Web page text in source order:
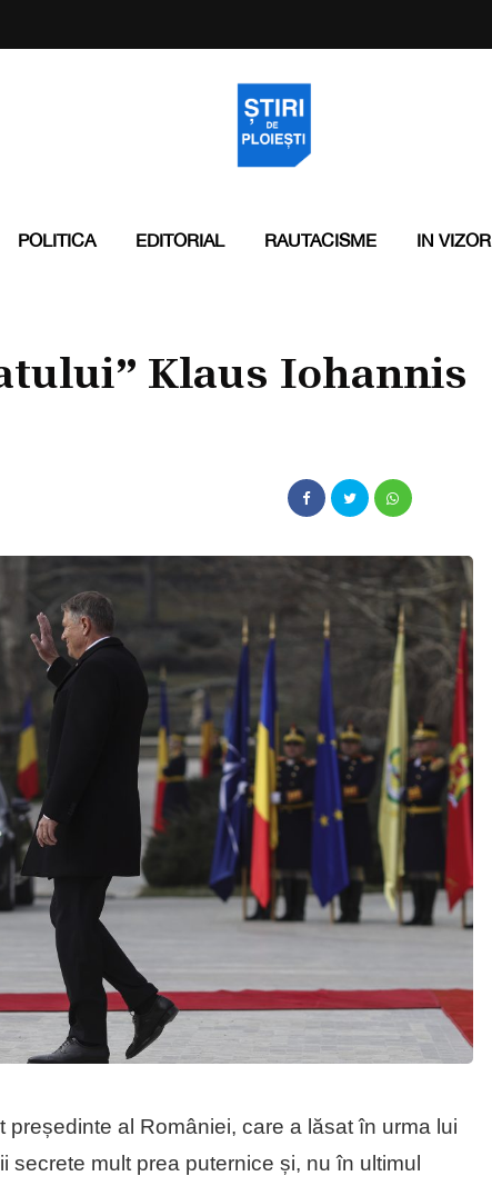
POLITICA EDITORIAL RAUTACISME IN VIZOR
Klaus Iohannis
al României, care a lăsat în urma lui
secrete mult prea puternice și, nu în ultimul